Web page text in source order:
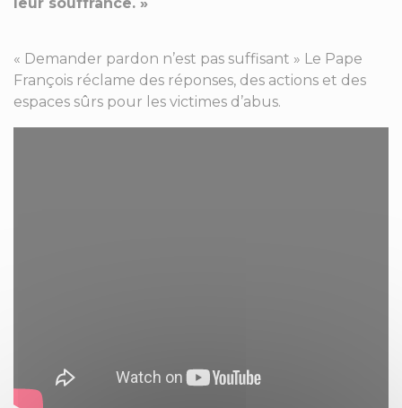
« Demander pardon n’est pas suffisant » Le Pape
François réclame des réponses, des actions et des
espaces sûrs pour les victimes d’abus.